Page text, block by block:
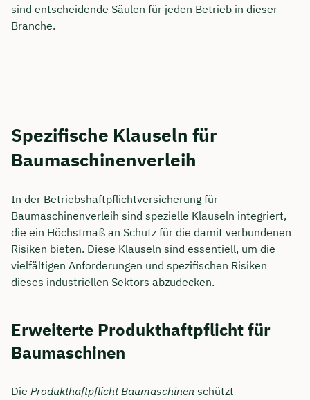
sind entscheidende Säulen für jeden Betrieb in dieser
Branche.
Spezifische Klauseln für
Baumaschinenverleih
In der Betriebshaftpflichtversicherung für
Baumaschinenverleih sind spezielle Klauseln integriert,
die ein Höchstmaß an Schutz für die damit verbundenen
Risiken bieten. Diese Klauseln sind essentiell, um die
vielfältigen Anforderungen und spezifischen Risiken
dieses industriellen Sektors abzudecken.
Erweiterte Produkthaftpflicht für
Baumaschinen
Die Produkthaftpflicht Baumaschinen schützt